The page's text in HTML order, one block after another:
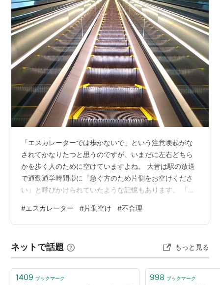
「エスカレーターでは歩かないで」という注意喚起がな
されてかなりたつと思うのですが、いまだに左右どちら
かを歩く人のために空けていますよね。 大昔は駅の放送
で通勤通学時間帯に「急ぐ方のため片側をお空けくださ
い」と呼びかけられていたような記憶もあります。 「急
時代には全体最適として合理的だったのかもしれませ
ん。 ベビーカーすら以前は「たたんで乗る」ことを求め
の安全のために止まって乗ることが推奨されるのも、こ
れまた合理的考えだと思うのですが。 なのに大阪や東京
の都市部の鉄道駅の通勤時間帯では大勢の人が…
#エスカレーター #片側空け #不合理
ネットで話題 もっと見る
1409 ブックマーク 998 ブックマーク